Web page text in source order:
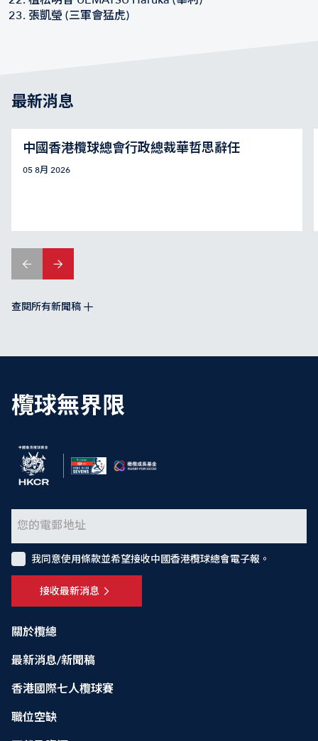
張凱瑩 (三軍會猛虎)
最新消息
中國香港欖球總會行政總裁華哲思辭任
05 8月 2026
查閱所有新聞稿
欖球無界限
關於欖總
最新消息/新聞稿
香港國際七人欖球賽
職位空缺
接收最新消息
我同意使用條款並希望接收中國香港欖球總會電子報。